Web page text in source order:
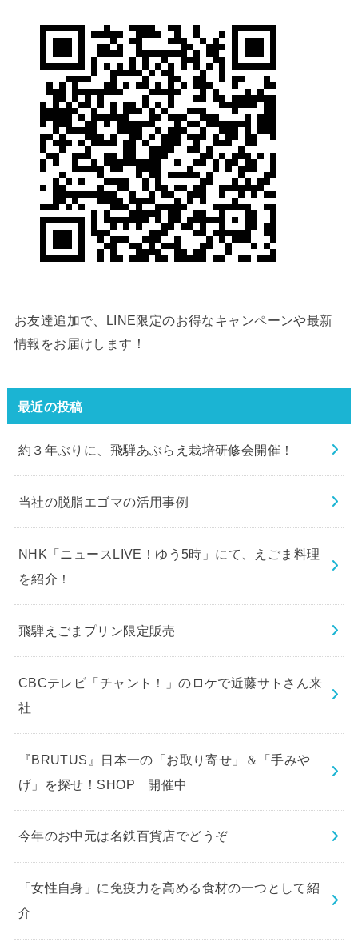
お友達追加で、LINE限定のお得なキャンペーンや最新
情報をお届けします！
最近の投稿
約３年ぶりに、飛騨あぶらえ栽培研修会開催！
当社の脱脂エゴマの活用事例
NHK「ニュースLIVE！ゆう5時」にて、えごま料理
を紹介！
飛騨えごまプリン限定販売
CBCテレビ「チャント！」のロケで近藤サトさん来
社
『BRUTUS』日本一の「お取り寄せ」＆「手みや
げ」を探せ！SHOP 開催中
今年のお中元は名鉄百貨店でどうぞ
「女性自身」に免疫力を高める食材の一つとして紹
介